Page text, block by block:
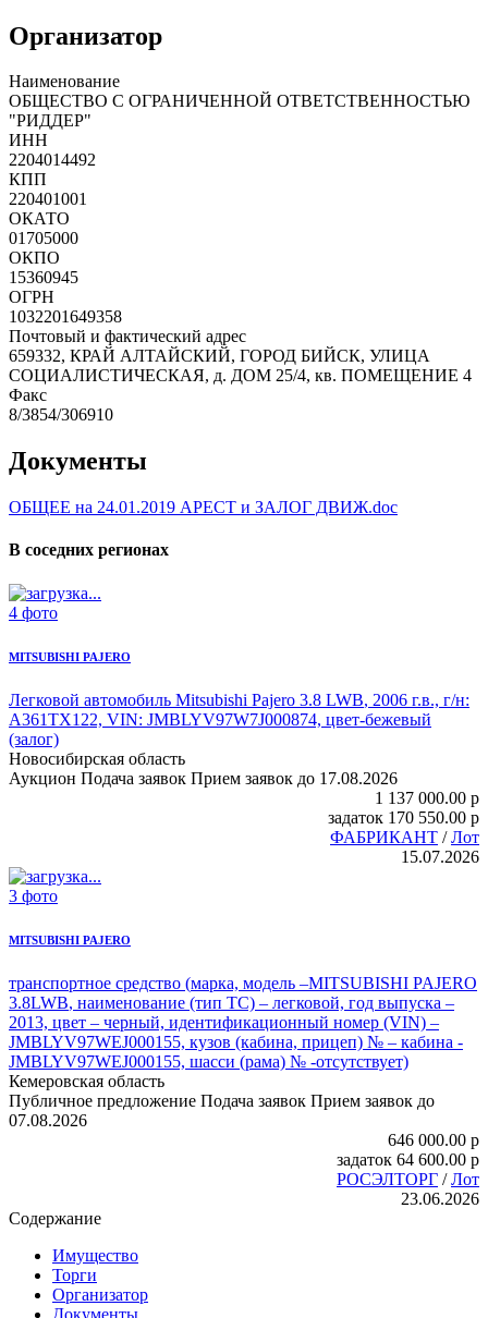
Организатор
Наименование
ОБЩЕСТВО С ОГРАНИЧЕННОЙ ОТВЕТСТВЕННОСТЬЮ
"РИДДЕР"
ИНН
2204014492
КПП
220401001
ОКАТО
01705000
ОКПО
15360945
ОГРН
1032201649358
Почтовый и фактический адрес
659332, КРАЙ АЛТАЙСКИЙ, ГОРОД БИЙСК, УЛИЦА
СОЦИАЛИСТИЧЕСКАЯ, д. ДОМ 25/4, кв. ПОМЕЩЕНИЕ 4
Факс
8/3854/306910
Документы
ОБЩЕЕ на 24.01.2019 АРЕСТ и ЗАЛОГ ДВИЖ.doc
В соседних регионах
4 фото
MITSUBISHI PAJERO
Легковой автомобиль Mitsubishi Pajero 3.8 LWB, 2006 г.в., г/н:
А361ТХ122, VIN: JMBLYV97W7J000874, цвет-бежевый
(залог)
Новосибирская область
Аукцион Подача заявок Прием заявок до 17.08.2026
1 137 000.00 p
задаток 170 550.00 p
ФАБРИКАНТ /Лот
15.07.2026
3 фото
MITSUBISHI PAJERO
транспортное средство (марка, модель –MITSUBISHI PAJERO
3.8LWB, наименование (тип ТС) – легковой, год выпуска –
2013, цвет – черный, идентификационный номер (VIN) –
JMBLYV97WEJ000155, кузов (кабина, прицеп) № – кабина -
JMBLYV97WEJ000155, шасси (рама) № -отсутствует)
Кемеровская область
Публичное предложение Подача заявок Прием заявок до
07.08.2026
646 000.00 p
задаток 64 600.00 p
РОСЭЛТОРГ /Лот
23.06.2026
Содержание
Имущество
Торги
Организатор
Документы